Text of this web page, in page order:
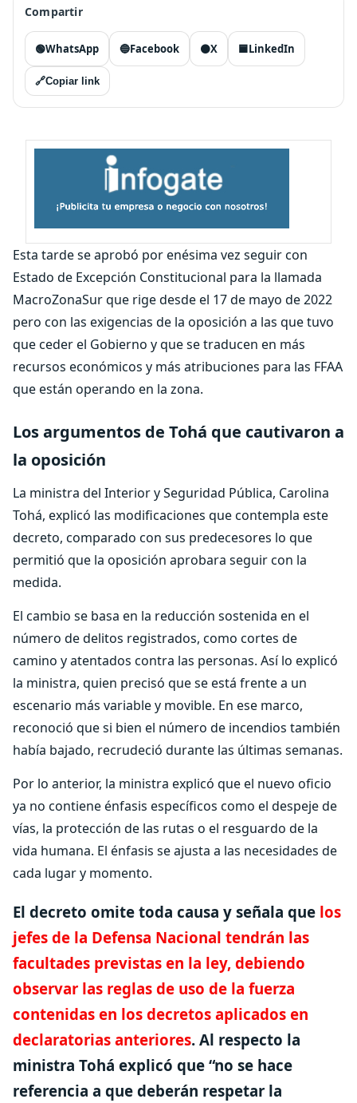
Compartir
🟢WhatsApp 🔵Facebook ⚫X 🟦LinkedIn
🔗Copiar link
Esta tarde se aprobó por enésima vez seguir con
Estado de Excepción Constitucional para la llamada
MacroZonaSur que rige desde el 17 de mayo de 2022
pero con las exigencias de la oposición a las que tuvo
que ceder el Gobierno y que se traducen en más
recursos económicos y más atribuciones para las FFAA
que están operando en la zona.
Los argumentos de Tohá que cautivaron a
la oposición
La ministra del Interior y Seguridad Pública, Carolina
Tohá, explicó las modificaciones que contempla este
decreto, comparado con sus predecesores lo que
permitió que la oposición aprobara seguir con la
medida.
El cambio se basa en la reducción sostenida en el
número de delitos registrados, como cortes de
camino y atentados contra las personas. Así lo explicó
la ministra, quien precisó que se está frente a un
escenario más variable y movible. En ese marco,
reconoció que si bien el número de incendios también
había bajado, recrudeció durante las últimas semanas.
Por lo anterior, la ministra explicó que el nuevo oficio
ya no contiene énfasis específicos como el despeje de
vías, la protección de las rutas o el resguardo de la
vida humana. El énfasis se ajusta a las necesidades de
cada lugar y momento.
El decreto omite toda causa y señala que los
jefes de la Defensa Nacional tendrán las
facultades previstas en la ley, debiendo
observar las reglas de uso de la fuerza
contenidas en los decretos aplicados en
declaratorias anteriores. Al respecto la
ministra Tohá explicó que “no se hace
referencia a que deberán respetar la